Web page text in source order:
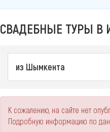
СВАДЕБНЫЕ ТУРЫ В
из Шымкента
К сожалению, на сайте нет
Подробную информацию по